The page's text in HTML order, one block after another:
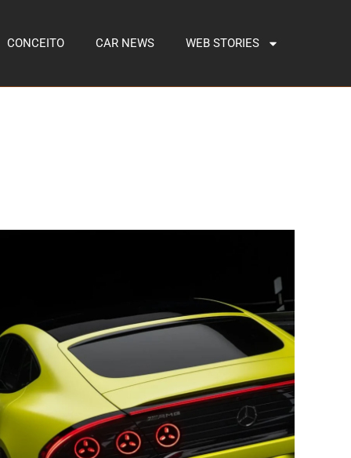
CONCEITO CAR NEWS WEB STORIES